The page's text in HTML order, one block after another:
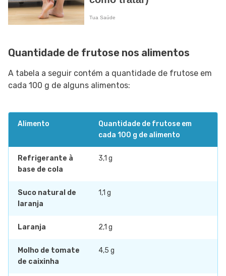
Quantidade de frutose nos alimentos
A tabela a seguir contém a quantidade de frutose em
cada 100 g de alguns alimentos:
Alimento
Quantidade de frutose em
cada 100 g de alimento
Refrigerante à
base de cola
3,1 g
Suco natural de
laranja
1,1 g
Laranja 2,1 g
Molho de tomate
de caixinha
4,5 g